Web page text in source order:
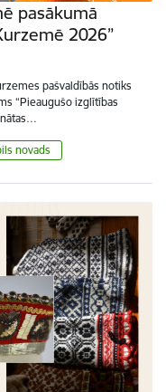
pasākumā
2026”
pašvaldībās notiks
“Pieaugušo izglītības
novads